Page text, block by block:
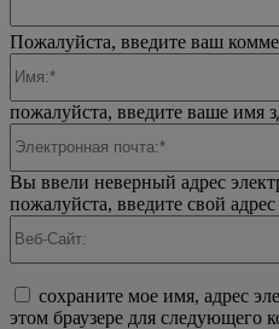
Пожалуйста, введите ваш
пожалуйста, введите ваше имя
Вы ввели неверный адрес
пожалуйста, введите свой
сохраните мое имя, адрес
этом браузере для следующего